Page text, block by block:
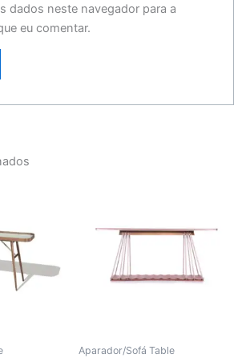
dados neste navegador para a
eu comentar.
Aparador/Sofá Table